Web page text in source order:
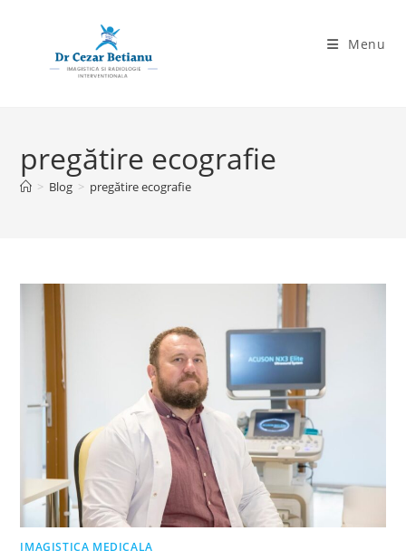
Menu
pregătire ecografie
> Blog > pregătire ecografie
IMAGISTICA MEDICALA